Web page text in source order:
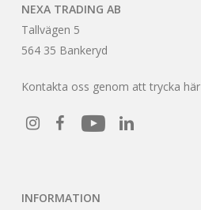
NEXA TRADING AB
Tallvägen 5
564 35 Bankeryd
Kontakta oss genom att trycka här
INFORMATION